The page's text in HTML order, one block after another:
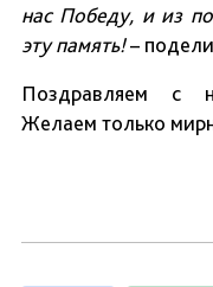
нас Победу, и из
эту память!–
Поздравляем с
Желаем только